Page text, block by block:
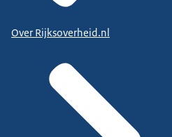
Over Rijksoverheid.nl